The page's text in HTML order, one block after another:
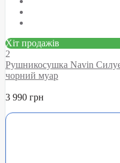
Хіт продажів
2
Рушникосушка Navin
чорний муар
3 990 грн